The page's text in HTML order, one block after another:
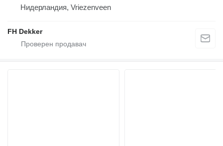
Нидерландия, Vriezenveen
FH Dekker